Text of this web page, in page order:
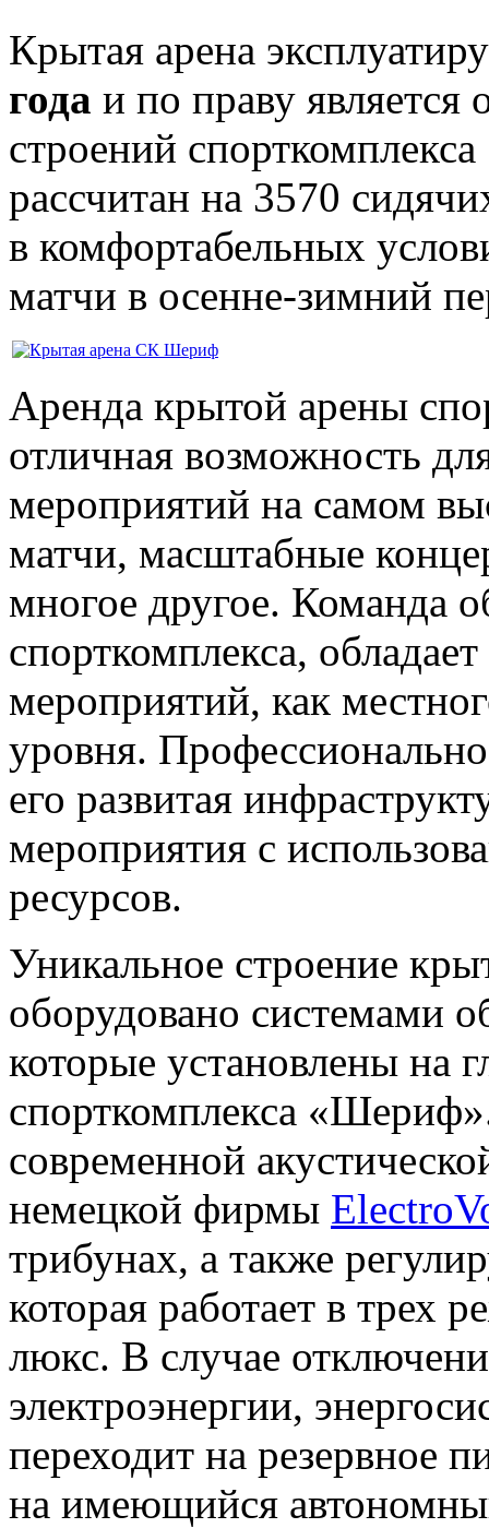
Крытая арена
года и по праву
строений
рассчитан на 3570
в комфортабельных
матчи в осенне-зимний
Аренда крытой арены
отличная возможность
мероприятий на самом
матчи, масштабные
многое другое. Команда
спорткомплекса,
мероприятий, как
уровня.
его развитая
мероприятия с
ресурсов.
Уникальное строение
оборудовано системами
которые установлены на
спорткомплекса
современной
немецкой фирмы
трибунах, а также
которая работает в
люкс. В случае
электроэнергии,
переходит на резервное
на имеющийся